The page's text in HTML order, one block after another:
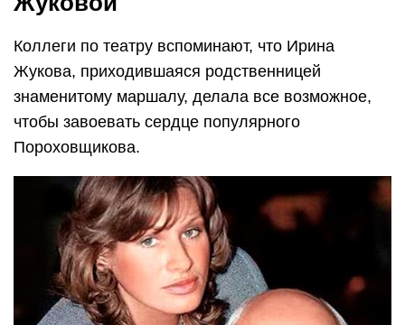
Коллеги по театру вспоминают, что Ирина
Жукова, приходившаяся родственницей
знаменитому маршалу, делала все возможное,
чтобы завоевать сердце популярного
Пороховщикова.